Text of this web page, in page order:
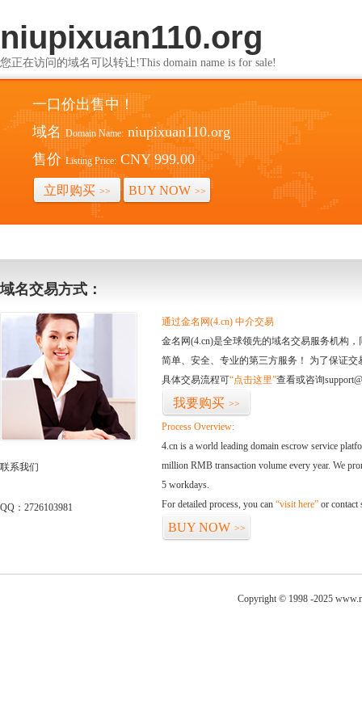
niupixuan110.org
您正在访问的域名可以转让!This domain name is for sale!
一口价出售中！
域名 Domain Name: niupixuan110.org
售价 Listing Price: CNY 999.00
立即购买 >> BUY NOW >>
域名交易方式：
联系我们
QQ：2726103981
通过金名网(4.cn) 中介交易
金名网(4.cn)是全球领先的域名交易服务机构
简单、安全、专业的第三方服务！ 为了保证
具体交易流程可“点击这里”查看或咨询
我要购买 >>
Process Overview:
4.cn is a world leading domain escrow service
million RMB transaction volume every year. We
5 workdays.
For detailed process, you can “visit here” or contact
BUY NOW >>
Copyright © 1998 -2025